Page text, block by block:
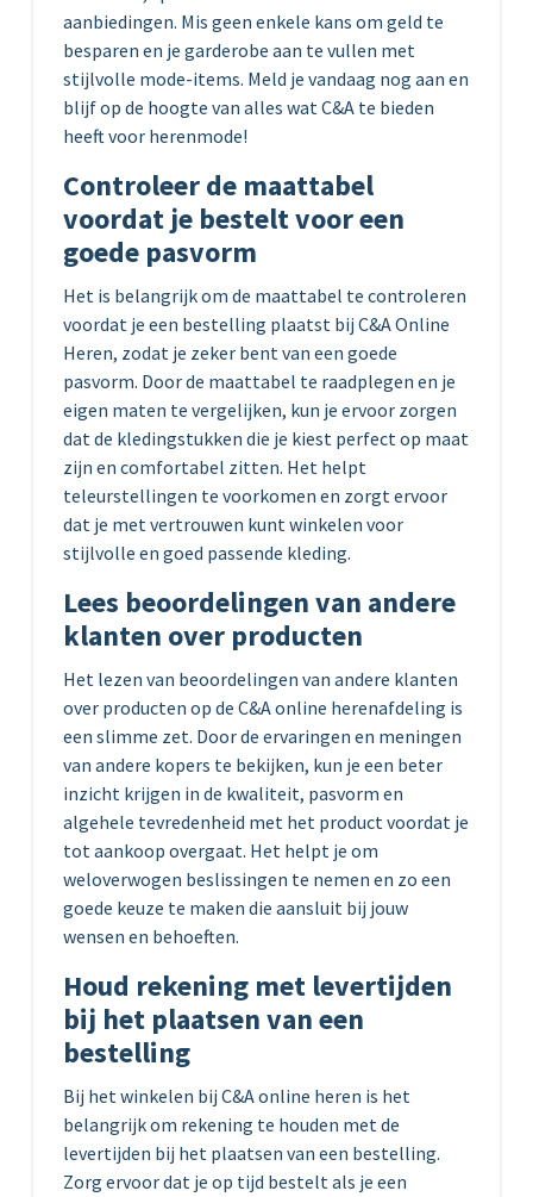
aanbiedingen. Mis geen enkele kans om geld te
besparen en je garderobe aan te vullen met
stijlvolle mode-items. Meld je vandaag nog aan en
blijf op de hoogte van alles wat C&A te bieden
heeft voor herenmode!
Controleer de maattabel
voordat je bestelt voor een
goede pasvorm
Het is belangrijk om de maattabel te controleren
voordat je een bestelling plaatst bij C&A Online
Heren, zodat je zeker bent van een goede
pasvorm. Door de maattabel te raadplegen en je
eigen maten te vergelijken, kun je ervoor zorgen
dat de kledingstukken die je kiest perfect op maat
zijn en comfortabel zitten. Het helpt
teleurstellingen te voorkomen en zorgt ervoor
dat je met vertrouwen kunt winkelen voor
stijlvolle en goed passende kleding.
Lees beoordelingen van andere
klanten over producten
Het lezen van beoordelingen van andere klanten
over producten op de C&A online herenafdeling is
een slimme zet. Door de ervaringen en meningen
van andere kopers te bekijken, kun je een beter
inzicht krijgen in de kwaliteit, pasvorm en
algehele tevredenheid met het product voordat je
tot aankoop overgaat. Het helpt je om
weloverwogen beslissingen te nemen en zo een
goede keuze te maken die aansluit bij jouw
wensen en behoeften.
Houd rekening met levertijden
bij het plaatsen van een
bestelling
Bij het winkelen bij C&A online heren is het
belangrijk om rekening te houden met de
levertijden bij het plaatsen van een bestelling.
Zorg ervoor dat je op tijd bestelt als je een